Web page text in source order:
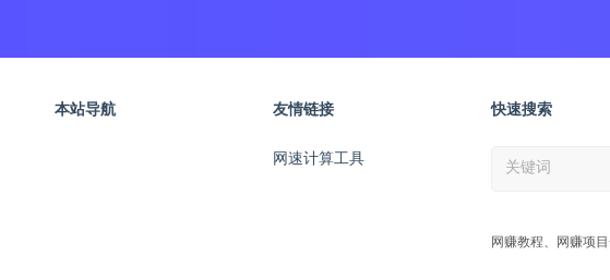
本站导航 友情链接
网速计算工具
快速搜索
网赚教程、网赚项